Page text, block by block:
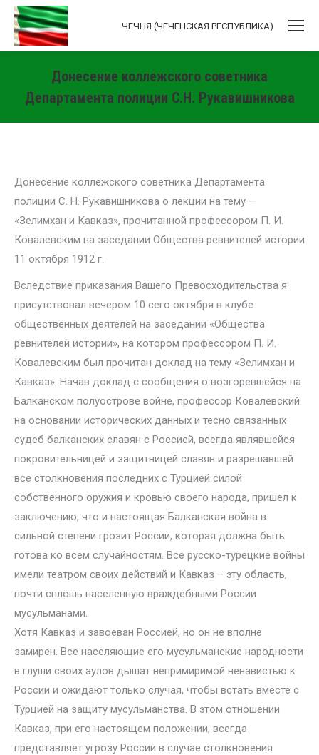
ЧЕЧНЯ (ЧЕЧЕНСКАЯ РЕСПУБЛИКА)
Донесение коллежского советника
Департамента полиции С.Н. Рукавишникова
Донесение коллежского советника Департамента
полиции С. Н. Рукавишникова о лекции на тему —
«Зелимхан и Кавказ», прочитанной профессором П. И.
Ковалевским на заседании Общества ревнителей истории
11 октября 1912 г.
Вследствие приказания Вашего Превосходительства я
присутствовал вечером 10 сего октября в клубе
общественных деятелей на заседании «Общества
ревнителей истории», на котором профессором П. И.
Ковалевским был прочитан доклад на тему «Зелимхан и
Кавказ». Начав доклад с сообщения о возгоревшейся на
Балканском полуострове войне, профессор Ковалевский
на основании исторических данных и тесно связанных
судеб балканских славян с Россией, всегда являвшейся
покровительницей и защитницей славян и разрешавшей
все столкновения последних с Турцией силой
собственного оружия и кровью своего народа, пришел к
заключению, что и настоящая Балканская война в
сильной степени грозит России, которая должна быть
готова ко всем случайностям. Все русско-турецкие войны
имели театром своих действий и Кавказ – эту область,
почти сплошь населенную враждебными России
мусульманами.
Хотя Кавказ и завоеван Россией, но он не вполне
замирен. Все населяющие его мусульманские народности
в глуши своих аулов дышат непримиримой ненавистью к
России и ожидают только случая, чтобы встать вместе с
Турцией на защиту мусульманства. В этом отношении
Кавказ, при его настоящем положении, всегда
представляет угрозу России в случае столкновения